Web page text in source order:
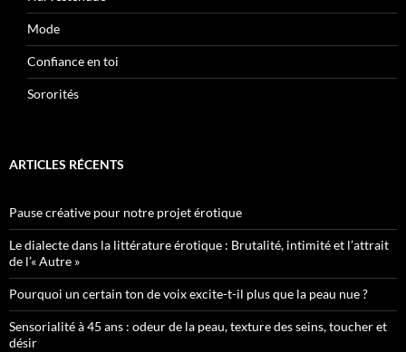
Mode
Confiance en toi
Sororités
ARTICLES RÉCENTS
Pause créative pour notre projet érotique
Le dialecte dans la littérature érotique : Brutalité, intimité et l’attrait
de l’« Autre »
Pourquoi un certain ton de voix excite-t-il plus que la peau nue ?
Sensorialité à 45 ans : odeur de la peau, texture des seins, toucher et
désir